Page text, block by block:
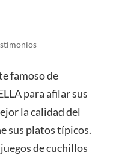
famoso de
para afilar sus
la calidad del
sus platos típicos.
de cuchillos